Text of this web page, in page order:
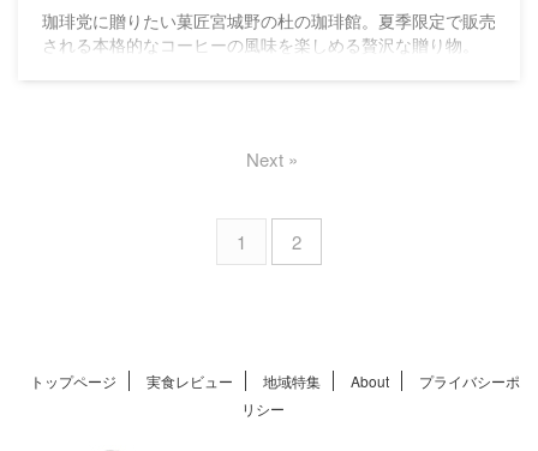
珈琲党に贈りたい菓匠宮城野の杜の珈琲館。夏季限定で販売
される本格的なコーヒーの風味を楽しめる贅沢な贈り物。
1 2
Next »
トップページ 実食レビュー 地域特集 About
プライバシーポ
リシー